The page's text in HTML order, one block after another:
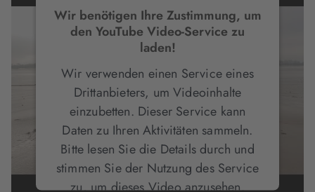
Wir benötigen Ihre Zustimmung, um
den YouTube Video-Service zu
laden!
Wir verwenden einen Service eines
Drittanbieters, um Videoinhalte
einzubetten. Dieser Service kann
Daten zu Ihren Aktivitäten sammeln.
Bitte lesen Sie die Details durch und
stimmen Sie der Nutzung des Service
zu, um dieses Video anzusehen.